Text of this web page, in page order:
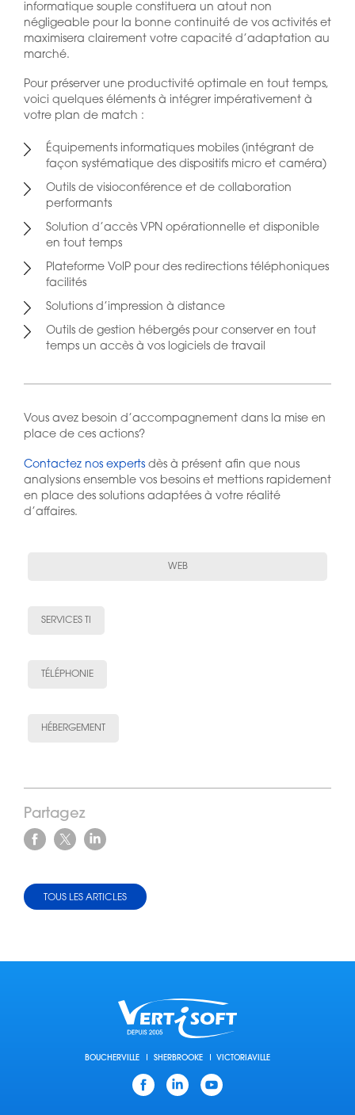
informatique souple constituera un atout non
négligeable pour la bonne continuité de vos activités et
maximisera clairement votre capacité d’adaptation au
marché.
Pour préserver une productivité optimale en tout temps,
voici quelques éléments à intégrer impérativement à
votre plan de match :
Équipements informatiques mobiles (intégrant de
façon systématique des dispositifs micro et caméra)
Outils de visioconférence et de collaboration
performants
Solution d’accès VPN opérationnelle et disponible
en tout temps
Plateforme VoIP pour des redirections téléphoniques
facilités
Solutions d’impression à distance
Outils de gestion hébergés pour conserver en tout
temps un accès à vos logiciels de travail
Vous avez besoin d’accompagnement dans la mise en
place de ces actions?
Contactez nos experts dès à présent afin que nous
analysions ensemble vos besoins et mettions rapidement
en place des solutions adaptées à votre réalité
d’affaires.
WEB
SERVICES TI
TÉLÉPHONIE
HÉBERGEMENT
Partagez
Facebook
X Linkedin
TOUS LES ARTICLES
BOUCHERVILLE SHERBROOKE VICTORIAVILLE
Facebook
LinkedinYouTube